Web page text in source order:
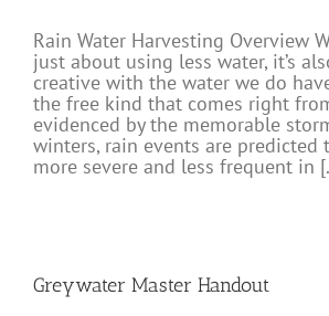
Rain Water Harvesting Overview
just about using less water, it’s
creative with the water we do
the free kind that comes right
evidenced by the memorable
winters, rain events are predicted
more severe and less frequent in
Greywater Master Handout